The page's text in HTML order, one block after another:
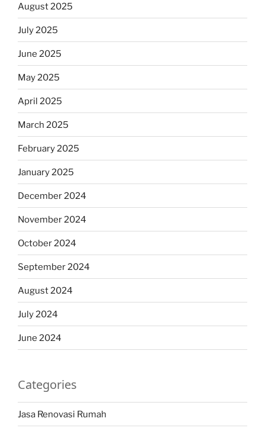
August 2025
July 2025
June 2025
May 2025
April 2025
March 2025
February 2025
January 2025
December 2024
November 2024
October 2024
September 2024
August 2024
July 2024
June 2024
Categories
Jasa Renovasi Rumah